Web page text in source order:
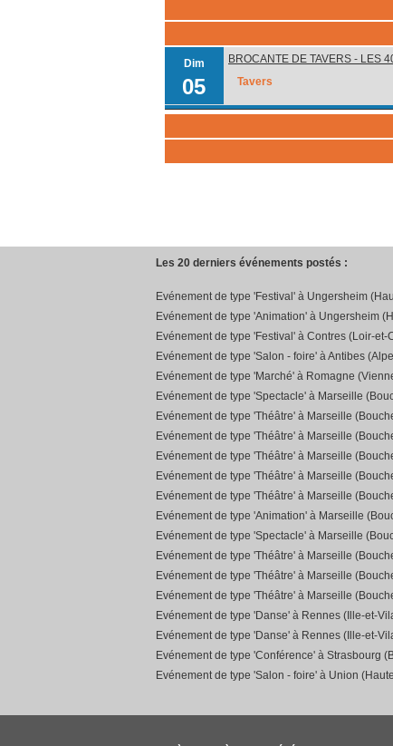
Dim
05
BROCANTE DE TAVERS - LES
Tavers
Les 20 derniers événements postés :
Evénement de type 'Festival' à Ungersheim
Evénement de type 'Animation' à Ungersheim
Evénement de type 'Festival' à Contres (Loir-et-
Evénement de type 'Salon - foire' à Antibes
Evénement de type 'Marché' à Romagne
Evénement de type 'Spectacle' à Marseille
Evénement de type 'Théâtre' à Marseille
Evénement de type 'Théâtre' à Marseille
Evénement de type 'Théâtre' à Marseille
Evénement de type 'Théâtre' à Marseille
Evénement de type 'Théâtre' à Marseille
Evénement de type 'Animation' à Marseille
Evénement de type 'Spectacle' à Marseille
Evénement de type 'Théâtre' à Marseille
Evénement de type 'Théâtre' à Marseille
Evénement de type 'Théâtre' à Marseille
Evénement de type 'Danse' à Rennes (Ille-et-
Evénement de type 'Danse' à Rennes (Ille-et-
Evénement de type 'Conférence' à Strasbourg
Evénement de type 'Salon - foire' à Union